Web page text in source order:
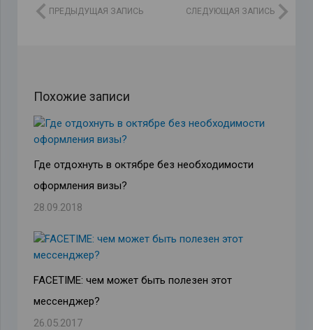
ПРЕДЫДУЩАЯ ЗАПИСЬ СЛЕДУЮЩАЯ ЗАПИСЬ
Похожие записи
Где отдохнуть в октябре без необходимости
оформления визы?
28.09.2018
FACETIME: чем может быть полезен этот
мессенджер?
26.05.2017